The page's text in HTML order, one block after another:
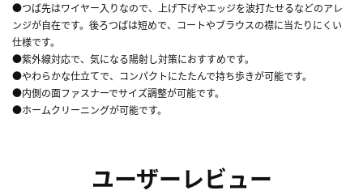
●つば先はワイヤー入りなので、上げ下げやエッジを波打たせるなどのアレ
ンジが自在です。後ろつばは短めで、コートやブラウスの襟に当たりにくい
仕様です。
●紫外線対応で、気になる陽射し対策におすすめです。
●やわらかな仕立てで、コンパクトにたたんで持ち歩きが可能です。
●内側の面ファスナーでサイズ調整が可能です。
●ホームクリーニングが可能です。
ユーザーレビュー